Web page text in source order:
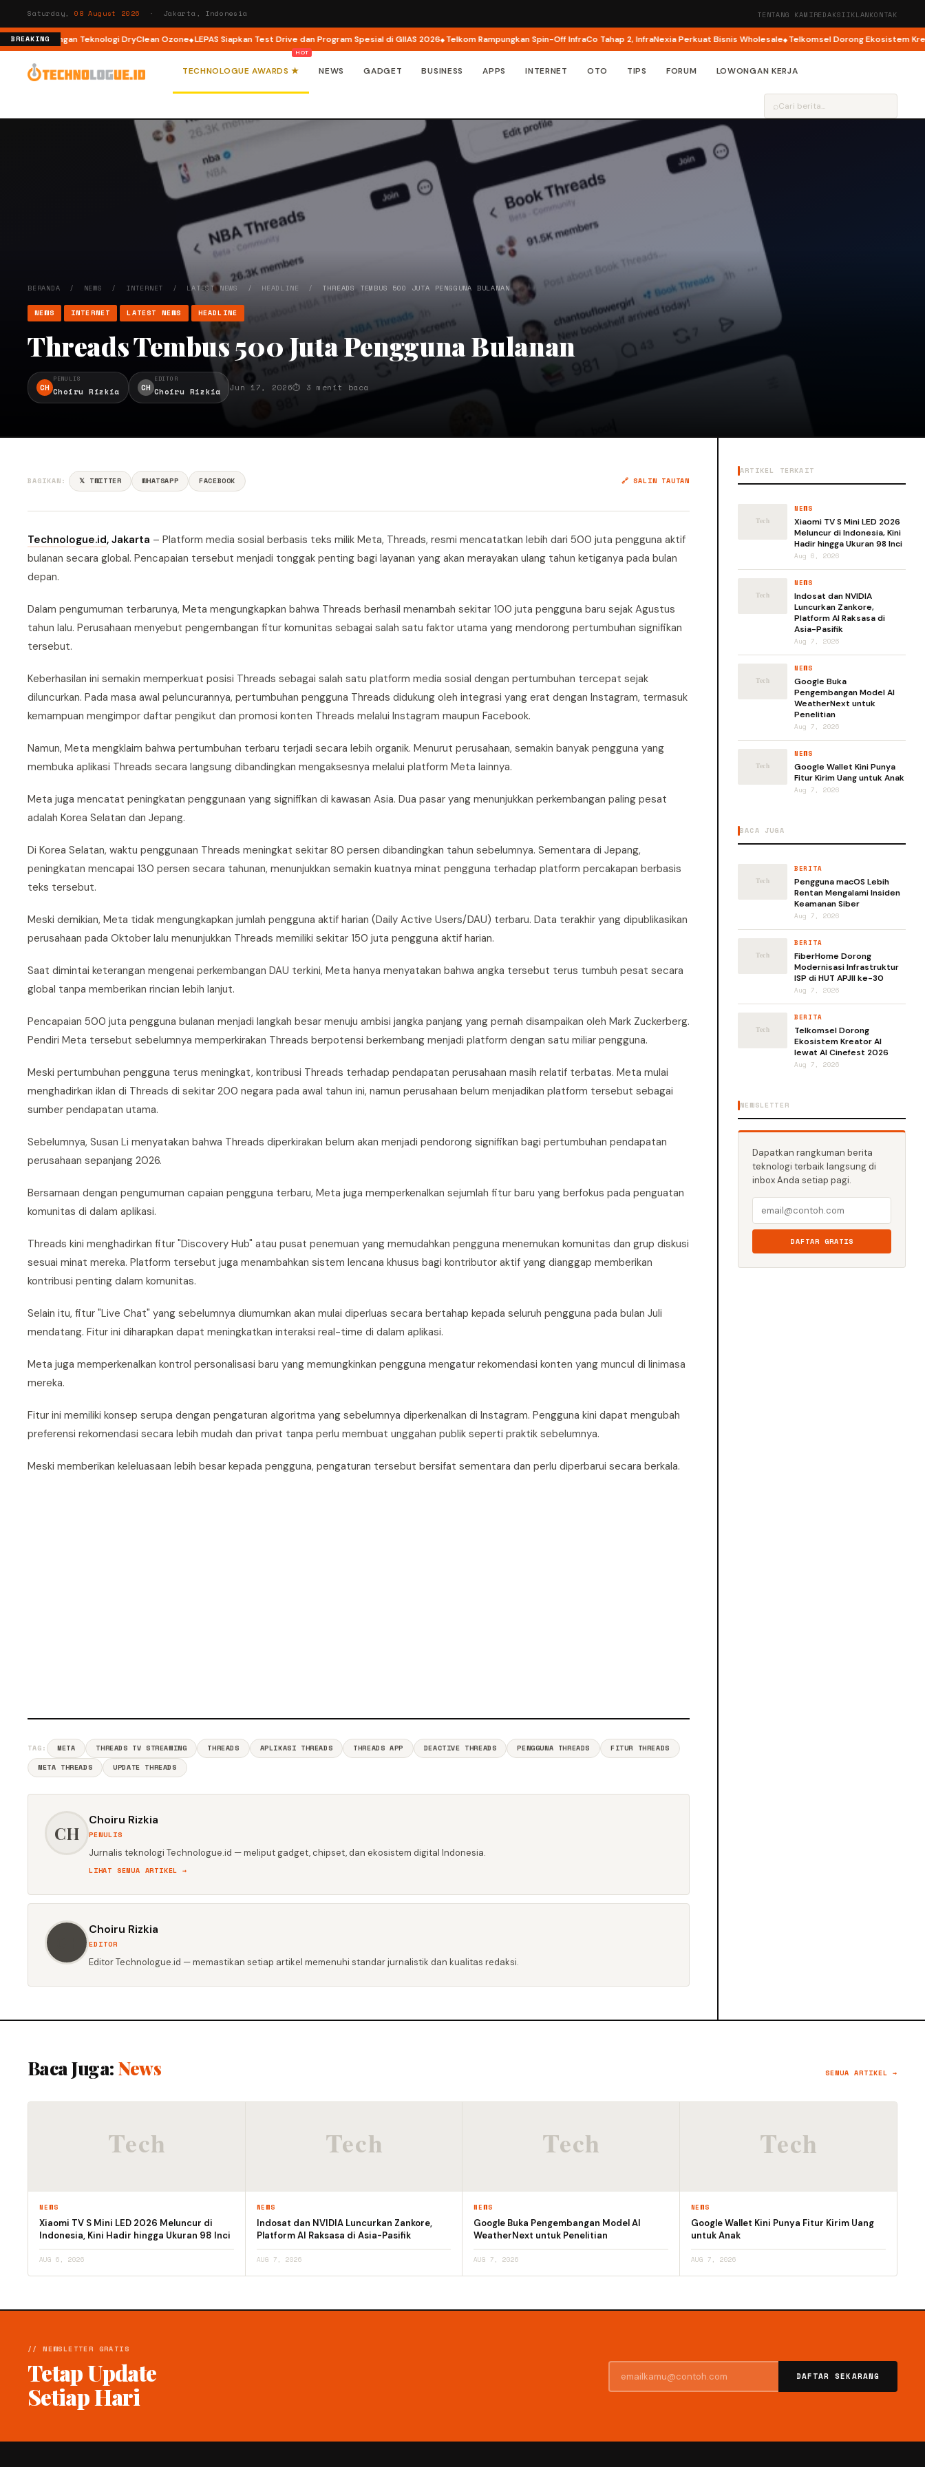
Saturday, 08 August 2026 · Jakarta, Indonesia TENTANG KAMIREDAKSIIKLANKONTAK
BREAKING
dengan Teknologi DryClean Ozone LEPAS Siapkan Test Drive dan Program Spesial di GIIAS 2026 Telkom Rampungkan Spin-Off InfraCo Tahap 2, InfraNexia Perkuat Bisnis Wholesale Telkomsel Dorong Ekosistem Kreator
TECHNOLOGUE AWARDS ★ NEWS GADGET BUSINESS APPS INTERNET OTO TIPS FORUM LOWONGAN KERJA
⌕
BERANDA / NEWS / INTERNET / LATEST NEWS / HEADLINE / THREADS TEMBUS 500 JUTA PENGGUNA BULANAN
NEWS INTERNET LATEST NEWS HEADLINE
Threads Tembus 500 Juta Pengguna Bulanan
CH
PENULIS
Choiru Rizkia CH
EDITOR
Choiru Rizkia Jun 17, 2026⏱ 3 menit baca
BAGIKAN: 𝕏 TWITTER WHATSAPP FACEBOOK 🔗 SALIN TAUTAN
Technologue.id, Jakarta – Platform media sosial berbasis teks milik Meta, Threads, resmi mencatatkan lebih dari 500 juta pengguna aktif
bulanan secara global. Pencapaian tersebut menjadi tonggak penting bagi layanan yang akan merayakan ulang tahun ketiganya pada bulan
depan.
Dalam pengumuman terbarunya, Meta mengungkapkan bahwa Threads berhasil menambah sekitar 100 juta pengguna baru sejak Agustus
tahun lalu. Perusahaan menyebut pengembangan fitur komunitas sebagai salah satu faktor utama yang mendorong pertumbuhan signifikan
tersebut.
Keberhasilan ini semakin memperkuat posisi Threads sebagai salah satu platform media sosial dengan pertumbuhan tercepat sejak
diluncurkan. Pada masa awal peluncurannya, pertumbuhan pengguna Threads didukung oleh integrasi yang erat dengan Instagram, termasuk
kemampuan mengimpor daftar pengikut dan promosi konten Threads melalui Instagram maupun Facebook.
Namun, Meta mengklaim bahwa pertumbuhan terbaru terjadi secara lebih organik. Menurut perusahaan, semakin banyak pengguna yang
membuka aplikasi Threads secara langsung dibandingkan mengaksesnya melalui platform Meta lainnya.
Meta juga mencatat peningkatan penggunaan yang signifikan di kawasan Asia. Dua pasar yang menunjukkan perkembangan paling pesat
adalah Korea Selatan dan Jepang.
Di Korea Selatan, waktu penggunaan Threads meningkat sekitar 80 persen dibandingkan tahun sebelumnya. Sementara di Jepang,
peningkatan mencapai 130 persen secara tahunan, menunjukkan semakin kuatnya minat pengguna terhadap platform percakapan berbasis
teks tersebut.
Meski demikian, Meta tidak mengungkapkan jumlah pengguna aktif harian (Daily Active Users/DAU) terbaru. Data terakhir yang dipublikasikan
perusahaan pada Oktober lalu menunjukkan Threads memiliki sekitar 150 juta pengguna aktif harian.
Saat dimintai keterangan mengenai perkembangan DAU terkini, Meta hanya menyatakan bahwa angka tersebut terus tumbuh pesat secara
global tanpa memberikan rincian lebih lanjut.
Pencapaian 500 juta pengguna bulanan menjadi langkah besar menuju ambisi jangka panjang yang pernah disampaikan oleh Mark Zuckerberg.
Pendiri Meta tersebut sebelumnya memperkirakan Threads berpotensi berkembang menjadi platform dengan satu miliar pengguna.
Meski pertumbuhan pengguna terus meningkat, kontribusi Threads terhadap pendapatan perusahaan masih relatif terbatas. Meta mulai
menghadirkan iklan di Threads di sekitar 200 negara pada awal tahun ini, namun perusahaan belum menjadikan platform tersebut sebagai
sumber pendapatan utama.
Sebelumnya, Susan Li menyatakan bahwa Threads diperkirakan belum akan menjadi pendorong signifikan bagi pertumbuhan pendapatan
perusahaan sepanjang 2026.
Bersamaan dengan pengumuman capaian pengguna terbaru, Meta juga memperkenalkan sejumlah fitur baru yang berfokus pada penguatan
komunitas di dalam aplikasi.
Threads kini menghadirkan fitur "Discovery Hub" atau pusat penemuan yang memudahkan pengguna menemukan komunitas dan grup diskusi
sesuai minat mereka. Platform tersebut juga menambahkan sistem lencana khusus bagi kontributor aktif yang dianggap memberikan
kontribusi penting dalam komunitas.
Selain itu, fitur "Live Chat" yang sebelumnya diumumkan akan mulai diperluas secara bertahap kepada seluruh pengguna pada bulan Juli
mendatang. Fitur ini diharapkan dapat meningkatkan interaksi real-time di dalam aplikasi.
Meta juga memperkenalkan kontrol personalisasi baru yang memungkinkan pengguna mengatur rekomendasi konten yang muncul di linimasa
mereka.
Fitur ini memiliki konsep serupa dengan pengaturan algoritma yang sebelumnya diperkenalkan di Instagram. Pengguna kini dapat mengubah
preferensi rekomendasi secara lebih mudah dan privat tanpa perlu membuat unggahan publik seperti praktik sebelumnya.
Meski memberikan keleluasaan lebih besar kepada pengguna, pengaturan tersebut bersifat sementara dan perlu diperbarui secara berkala.
TAG: META THREADS TV STREAMING THREADS APLIKASI THREADS THREADS APP DEACTIVE THREADS PENGGUNA THREADS
FITUR THREADS
META THREADS
UPDATE THREADS
CH
Choiru Rizkia
PENULIS
Jurnalis teknologi Technologue.id — meliput gadget, chipset, dan ekosistem digital Indonesia.
LIHAT SEMUA ARTIKEL →
Choiru Rizkia
EDITOR
Editor Technologue.id — memastikan setiap artikel memenuhi standar jurnalistik dan kualitas redaksi.
ARTIKEL TERKAIT
NEWS
Xiaomi TV S Mini LED 2026
Meluncur di Indonesia, Kini
Hadir hingga Ukuran 98 Inci
Aug 6, 2026
NEWS
Indosat dan NVIDIA
Luncurkan Zankore,
Platform AI Raksasa di
Asia-Pasifik
Aug 7, 2026
NEWS
Google Buka
Pengembangan Model AI
WeatherNext untuk
Penelitian
Aug 7, 2026
NEWS
Google Wallet Kini Punya
Fitur Kirim Uang untuk Anak
Aug 7, 2026
BACA JUGA
BERITA
Pengguna macOS Lebih
Rentan Mengalami Insiden
Keamanan Siber
Aug 7, 2026
BERITA
FiberHome Dorong
Modernisasi Infrastruktur
ISP di HUT APJII ke-30
Aug 7, 2026
BERITA
Telkomsel Dorong
Ekosistem Kreator AI
lewat AI Cinefest 2026
Aug 7, 2026
NEWSLETTER
Dapatkan rangkuman berita
teknologi terbaik langsung di
inbox Anda setiap pagi.
DAFTAR GRATIS
Baca Juga: News SEMUA ARTIKEL →
NEWS
Xiaomi TV S Mini LED 2026 Meluncur di
Indonesia, Kini Hadir hingga Ukuran 98 Inci
AUG 6, 2026
NEWS
Indosat dan NVIDIA Luncurkan Zankore,
Platform AI Raksasa di Asia-Pasifik
AUG 7, 2026
NEWS
Google Buka Pengembangan Model AI
WeatherNext untuk Penelitian
AUG 7, 2026
NEWS
Google Wallet Kini Punya Fitur Kirim Uang
untuk Anak
AUG 7, 2026
// NEWSLETTER GRATIS
Tetap Update
Setiap Hari
DAFTAR SEKARANG